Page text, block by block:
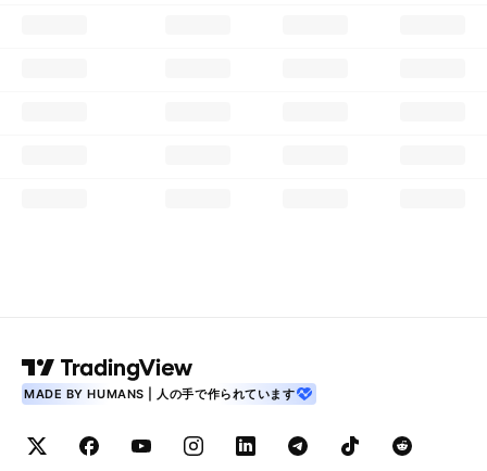
MADE BY HUMANS | 人の手で作られています